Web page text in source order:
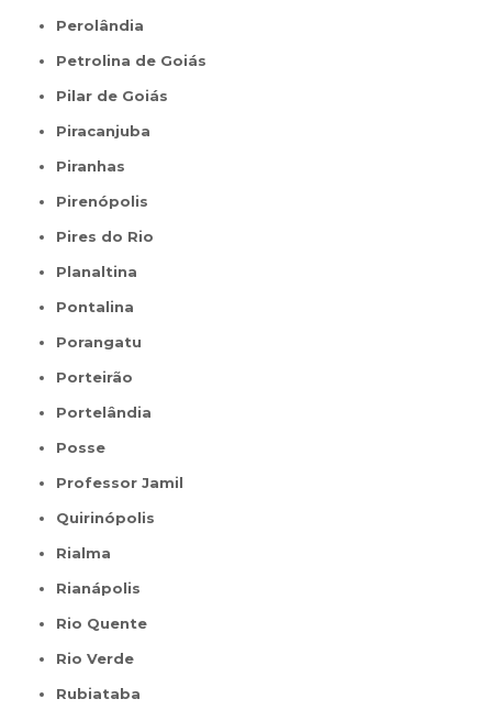
Perolândia
Petrolina de Goiás
Pilar de Goiás
Piracanjuba
Piranhas
Pirenópolis
Pires do Rio
Planaltina
Pontalina
Porangatu
Porteirão
Portelândia
Posse
Professor Jamil
Quirinópolis
Rialma
Rianápolis
Rio Quente
Rio Verde
Rubiataba